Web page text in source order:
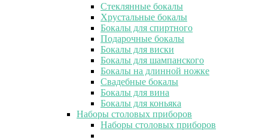
Стеклянные бокалы
Хрустальные бокалы
Бокалы для спиртного
Подарочные бокалы
Бокалы для виски
Бокалы для шампанского
Бокалы на длинной ножке
Свадебные бокалы
Бокалы для вина
Бокалы для коньяка
Наборы столовых приборов
Наборы столовых приборов